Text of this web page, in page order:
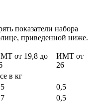
показатели набора
приведенной ниже.
от 19,8 до
ИМТ от
26
в кг
0,5
0,5